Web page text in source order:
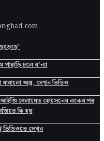
পাহাড়ি ঢলে ব’ন্যা
অস্ত্র, দেখুন ভিডিও
বেলায়েত হোসেনের একের পর
কি হয়
ভিডিওতে দেখুন